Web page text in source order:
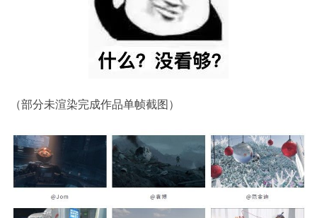
（部分未渲染完成作品单帧截图）